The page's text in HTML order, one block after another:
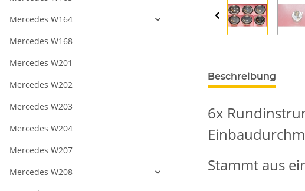
Beschreibung
6x
Stammt aus
Mercedes W164
Mercedes W168
Mercedes W201
Mercedes W202
Mercedes W203
Mercedes W204
Mercedes W207
Mercedes W208